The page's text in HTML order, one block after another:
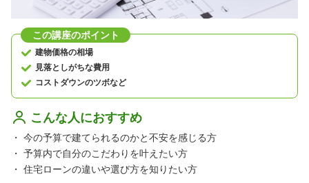
この講座のポイント
建物価格の相場
見落としがちな費用
コストダウンのツボなど
こんな人におすすめ
・ 今の予算で建てられるのかと不安を感じる方
・ 予算内で自分のこだわりを叶えたい方
・ 住宅ローンの違いや選び方を知りたい方